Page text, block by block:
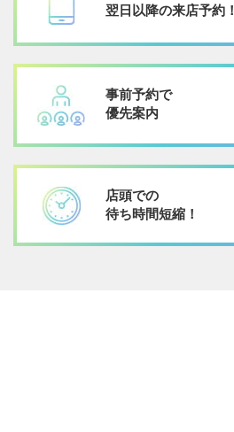
翌日以降の来店予約！
事前予約で
優先案内
店頭での
待ち時間短縮！